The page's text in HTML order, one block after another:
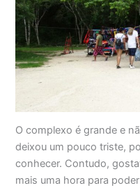
O complexo é grande e
deixou um pouco triste,
conhecer. Contudo,
mais uma hora para